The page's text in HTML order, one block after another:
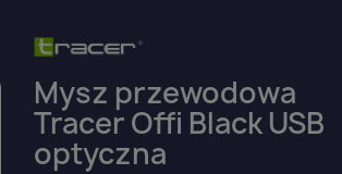
Mysz przewodowa
Tracer Offi Black USB
optyczna